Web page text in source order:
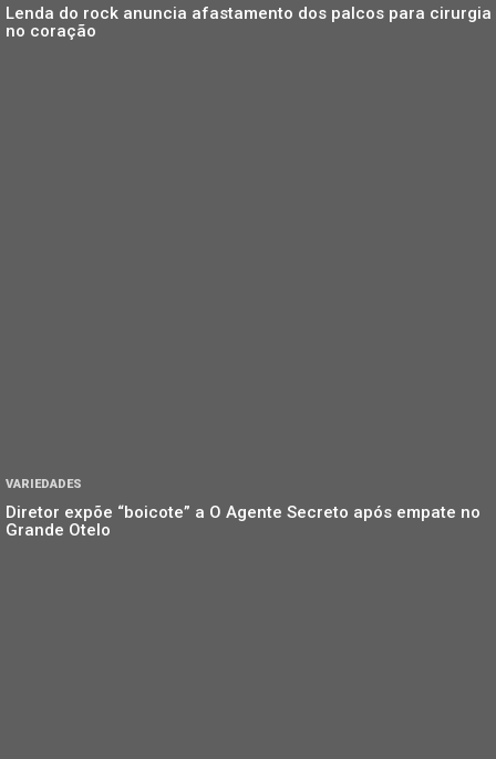
Lenda do rock anuncia afastamento dos palcos para cirurgia
no coração
VARIEDADES
Diretor expõe “boicote” a O Agente Secreto após empate no
Grande Otelo